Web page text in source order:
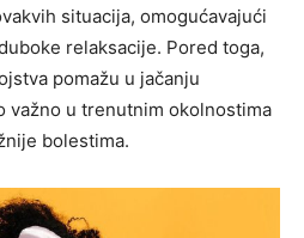
situacija, omogućavajući
relaksacije. Pored toga,
pomažu u jačanju
važno u trenutnim okolnostima
bolestima.